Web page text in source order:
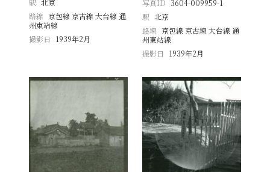
路線 京包線 京古線 大台線 通
州東站線
撮影日
1939年2月
写真ID 3604-009959-1
駅 北京
路線 京包線 京古線 大台線 通
州東站線
撮影日
1939年2月